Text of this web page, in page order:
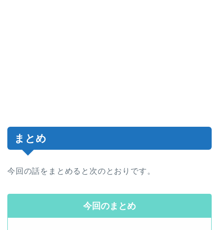
まとめ
今回の話をまとめると次のとおりです。
今回のまとめ